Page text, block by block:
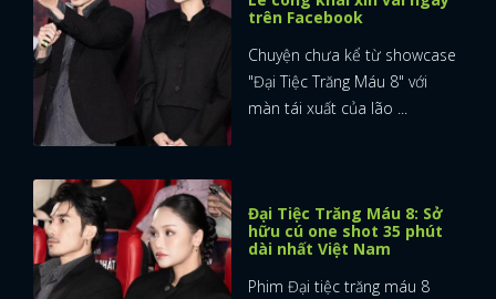
trên Facebook
Chuyện chưa kể từ showcase
"Đại Tiệc Trăng Máu 8" với
màn tái xuất của lão ...
Đại Tiệc Trăng Máu 8: Sở
hữu cú one shot 35 phút
dài nhất Việt Nam
Phim Đại tiệc trăng máu 8